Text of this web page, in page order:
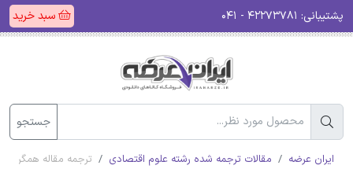
پشتیبانی: سبد خرید
جستجو
ایران عرضه مقالات ترجمه شده رشته علوم اقتصادی ترجمه مقاله